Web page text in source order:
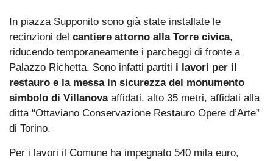
In piazza Supponito sono già state installate le
recinzioni del cantiere attorno alla Torre civica,
riducendo temporaneamente i parcheggi di fronte a
Palazzo Richetta. Sono infatti partiti i lavori per il
restauro e la messa in sicurezza del monumento
simbolo di Villanovaaffidati, alto 35 metri, affidati alla
ditta “Ottaviano Conservazione Restauro Opere d’Arte”
di Torino.
Per i lavori il Comune ha impegnato 540 mila euro,